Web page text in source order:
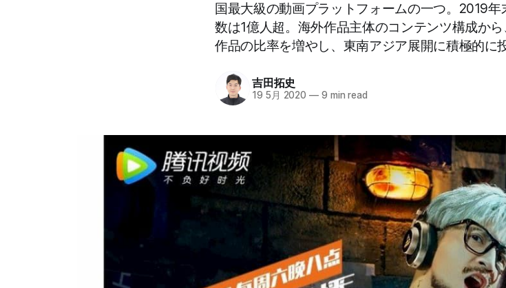
国最大級の動画プラットフォームの一つ。2019
数は1億人超。海外作品主体のコンテンツ構成か
作品の比率を増やし、東南アジア展開に積極的に
吉田拓史
19 5月 2020 — 9 min read